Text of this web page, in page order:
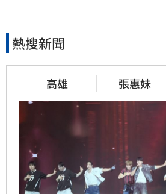
熱搜新聞
高雄 張惠妹